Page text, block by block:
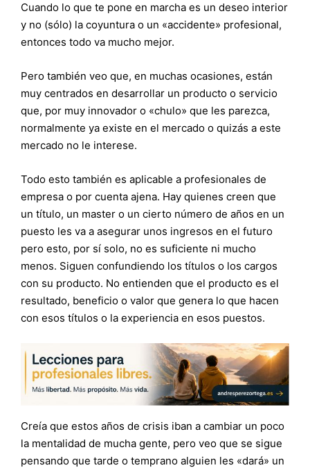
Cuando lo que te pone en marcha es un deseo interior
y no (sólo) la coyuntura o un «accidente» profesional,
entonces todo va mucho mejor.
Pero también veo que, en muchas ocasiones, están
muy centrados en desarrollar un producto o servicio
que, por muy innovador o «chulo» que les parezca,
normalmente ya existe en el mercado o quizás a este
mercado no le interese.
Todo esto también es aplicable a profesionales de
empresa o por cuenta ajena. Hay quienes creen que
un título, un master o un cierto número de años en un
puesto les va a asegurar unos ingresos en el futuro
pero esto, por sí solo, no es suficiente ni mucho
menos. Siguen confundiendo los títulos o los cargos
con su producto. No entienden que el producto es el
resultado, beneficio o valor que genera lo que hacen
con esos títulos o la experiencia en esos puestos.
Creía que estos años de crisis iban a cambiar un poco
la mentalidad de mucha gente, pero veo que se sigue
pensando que tarde o temprano alguien les «dará» un